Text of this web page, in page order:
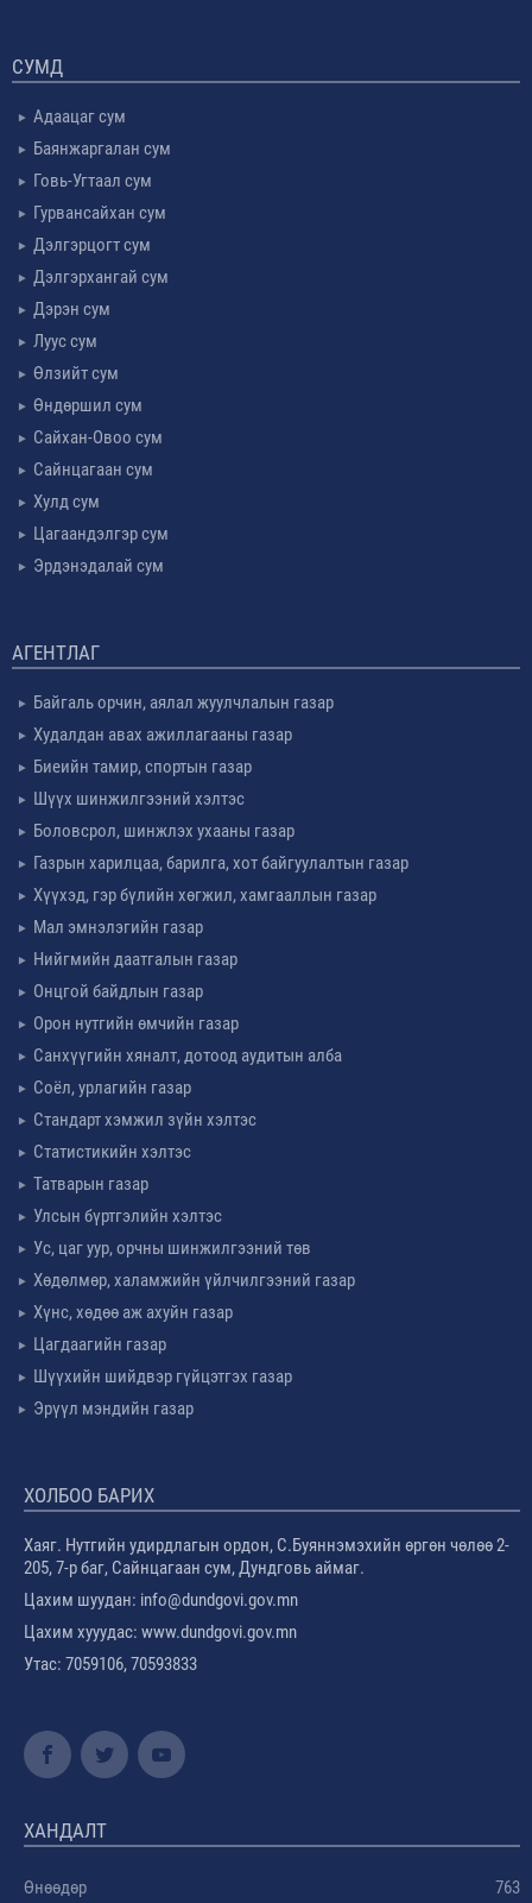
СУМД
Адаацаг сум
Баянжаргалан сум
Говь-Угтаал сум
Гурвансайхан сум
Дэлгэрцогт сум
Дэлгэрхангай сум
Дэрэн сум
Луус сум
Өлзийт сум
Өндөршил сум
Сайхан-Овоо сум
Сайнцагаан сум
Хулд сум
Цагаандэлгэр сум
Эрдэнэдалай сум
АГЕНТЛАГ
Байгаль орчин, аялал жуулчлалын газар
Худалдан авах ажиллагааны газар
Биеийн тамир, спортын газар
Шүүх шинжилгээний хэлтэс
Боловсрол, шинжлэх ухааны газар
Газрын харилцаа, барилга, хот байгуулалтын газар
Хүүхэд, гэр бүлийн хөгжил, хамгааллын газар
Мал эмнэлэгийн газар
Нийгмийн даатгалын газар
Онцгой байдлын газар
Орон нутгийн өмчийн газар
Санхүүгийн хяналт, дотоод аудитын алба
Соёл, урлагийн газар
Стандарт хэмжил зүйн хэлтэс
Статистикийн хэлтэс
Татварын газар
Улсын бүртгэлийн хэлтэс
Ус, цаг уур, орчны шинжилгээний төв
Хөдөлмөр, халамжийн үйлчилгээний газар
Хүнс, хөдөө аж ахуйн газар
Цагдаагийн газар
Шүүхийн шийдвэр гүйцэтгэх газар
Эрүүл мэндийн газар
ХОЛБОО БАРИХ
Хаяг. Нутгийн удирдлагын ордон, С.Буяннэмэхийн өргөн чөлөө 2-
205, 7-р баг, Сайнцагаан сум, Дундговь аймаг.
Цахим шуудан: info@dundgovi.gov.mn
Цахим хууудас: www.dundgovi.gov.mn
Утас: 7059106, 70593833
ХАНДАЛТ
Өнөөдөр 763